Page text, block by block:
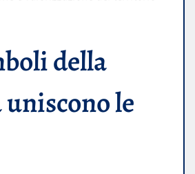
della
le